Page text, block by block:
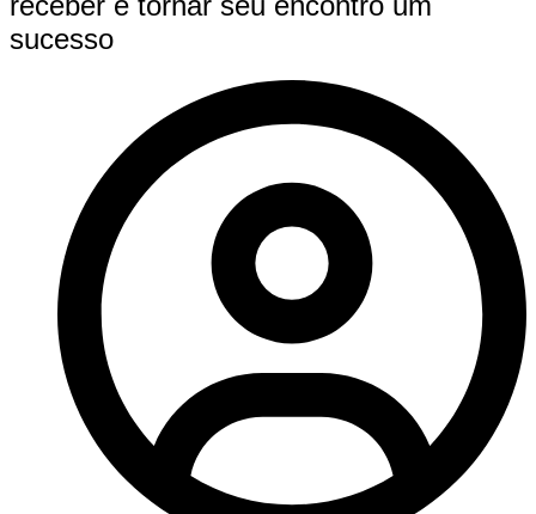
sucesso